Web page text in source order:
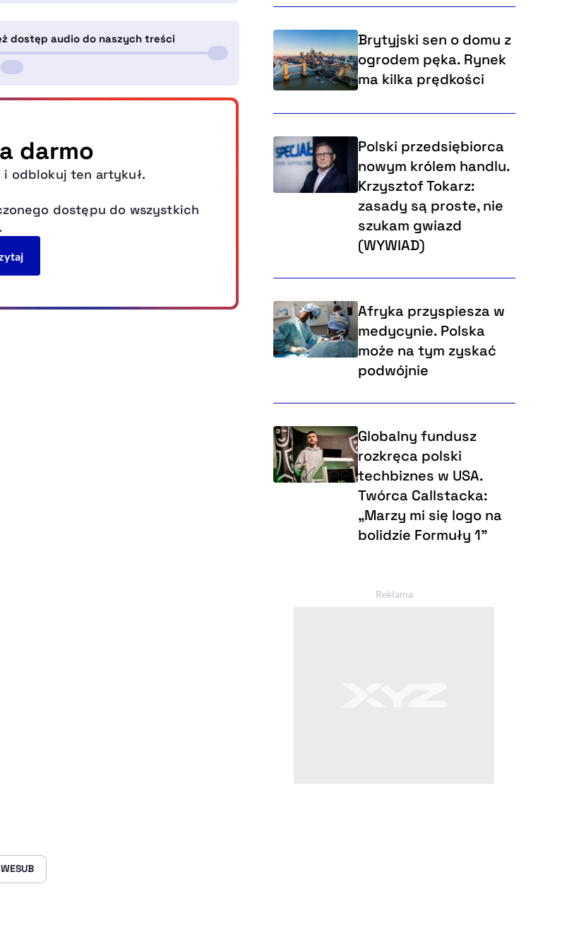
Brytyjski sen o domu z
ogrodem pęka. Rynek
ma kilka prędkości
Polski przedsiębiorca
nowym królem handlu.
Krzysztof Tokarz:
zasady są proste, nie
szukam gwiazd
(WYWIAD)
Afryka przyspiesza w
medycynie. Polska
może na tym zyskać
podwójnie
Globalny fundusz
rozkręca polski
techbiznes w USA.
Twórca Callstacka:
„Marzy mi się logo na
bolidzie Formuły 1”
WESUB